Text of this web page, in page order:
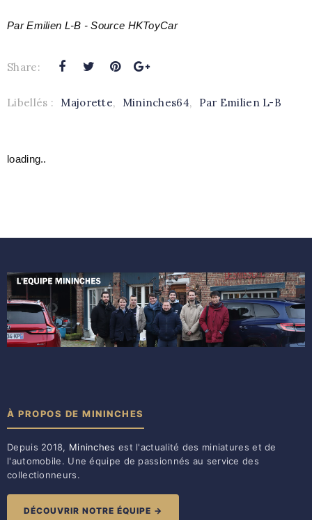
Par Emilien L-B - Source HKToyCar
Share:
Libellés : Majorette, Mininches64, Par Emilien L-B
loading..
À PROPOS DE MININCHES
Depuis 2018, Mininches est l'actualité des miniatures et de
l'automobile. Une équipe de passionnés au service des
collectionneurs.
DÉCOUVRIR NOTRE ÉQUIPE →